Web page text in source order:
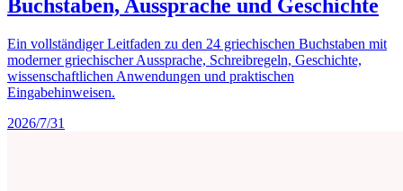
Buchstaben, Aussprache und Geschichte
Ein vollständiger Leitfaden zu den 24 griechischen Buchstaben mit
moderner griechischer Aussprache, Schreibregeln, Geschichte,
wissenschaftlichen Anwendungen und praktischen
Eingabehinweisen.
2026/7/31